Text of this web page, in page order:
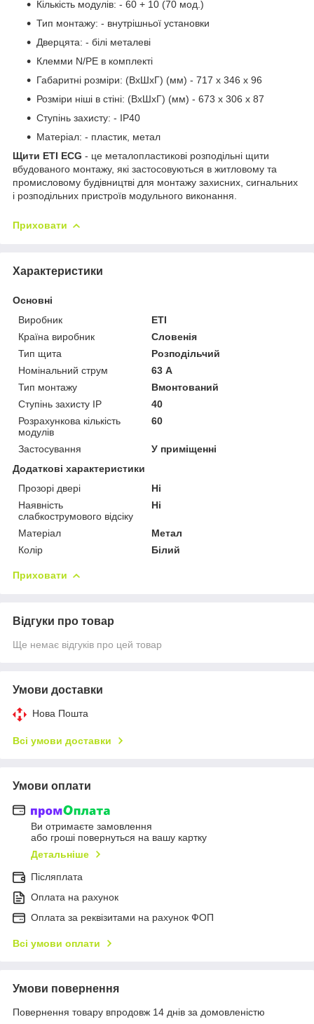
Кількість модулів: - 60 + 10 (70 мод.)
Тип монтажу: - внутрішньої установки
Дверцята: - білі металеві
Клемми N/PE в комплекті
Габаритні розміри: (ВхШхГ) (мм) - 717 x 346 x 96
Розміри ніші в стіні: (ВхШхГ) (мм) - 673 x 306 x 87
Ступінь захисту: - IP40
Матеріал: - пластик, метал
Щити ETI ECG - це металопластикові розподільні щити
вбудованого монтажу, які застосовуються в житловому та
промисловому будівництві для монтажу захисних, сигнальних
і розподільних пристроїв модульного виконання.
Приховати
Характеристики
Основні
Виробник
ETI
Країна виробник
Словенія
Тип щита
Розподільчий
Номінальний струм
63 А
Тип монтажу
Вмонтований
Ступінь захисту IP
40
Розрахункова кількість
модулів
60
Застосування
У приміщенні
Додаткові характеристики
Прозорі двері
Ні
Наявність
слабкострумового відсіку
Ні
Матеріал
Метал
Колір
Білий
Приховати
Відгуки про товар
Ще немає відгуків про цей товар
Умови доставки
Нова Пошта
Всі умови доставки
Умови оплати
Ви отримаєте замовлення
або гроші повернуться на вашу картку
Детальніше
Післяплата
Оплата на рахунок
Оплата за реквізитами на рахунок ФОП
Всі умови оплати
Умови повернення
Повернення товару впродовж 14 днів за домовленістю